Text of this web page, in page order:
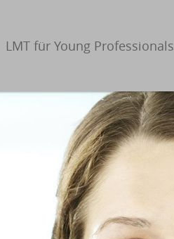
LMT für Young Professionals